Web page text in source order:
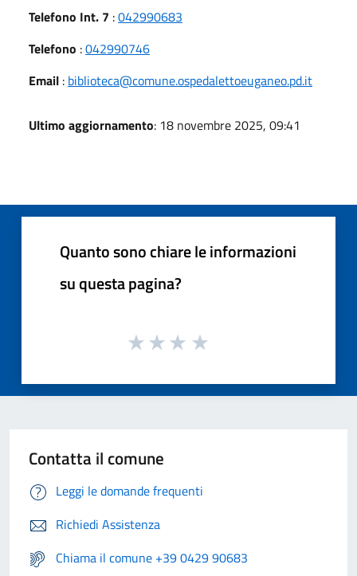
Telefono Int. 7 :042990683
Telefono :042990746
Email : biblioteca@comune.ospedalettoeuganeo.pd.it
Ultimo aggiornamento: 18 novembre 2025, 09:41
Quanto sono chiare le informazioni
su questa pagina?
Contatta il comune
Leggi le domande frequenti
Richiedi Assistenza
Chiama il comune +39 0429 90683